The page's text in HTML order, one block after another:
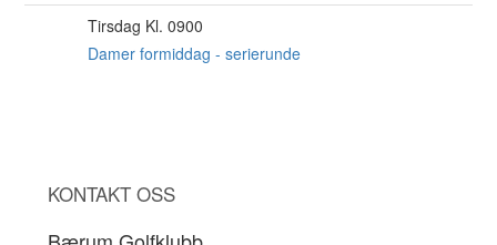
Tirsdag Kl. 0900
Damer formiddag - serierunde
KONTAKT OSS